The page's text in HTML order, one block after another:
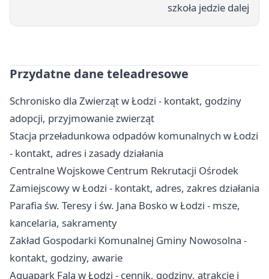
szkoła jedzie dalej
Przydatne dane teleadresowe
Schronisko dla Zwierząt w Łodzi - kontakt, godziny
adopcji, przyjmowanie zwierząt
Stacja przeładunkowa odpadów komunalnych w Łodzi
- kontakt, adres i zasady działania
Centralne Wojskowe Centrum Rekrutacji Ośrodek
Zamiejscowy w Łodzi - kontakt, adres, zakres działania
Parafia św. Teresy i św. Jana Bosko w Łodzi - msze,
kancelaria, sakramenty
Zakład Gospodarki Komunalnej Gminy Nowosolna -
kontakt, godziny, awarie
Aquapark Fala w Łodzi - cennik, godziny, atrakcje i